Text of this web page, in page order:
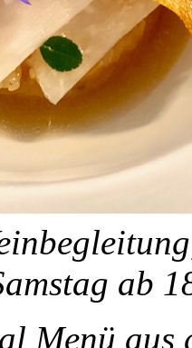
ab
Menü aus